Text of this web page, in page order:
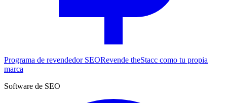
Programa de revendedor SEORevende theStacc como tu propia
marca
Software de SEO